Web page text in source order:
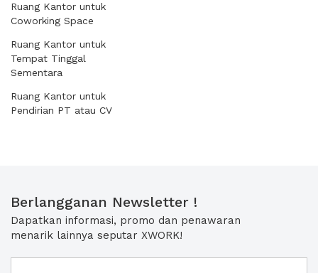
Ruang Kantor untuk
Coworking Space
Ruang Kantor untuk
Tempat Tinggal
Sementara
Ruang Kantor untuk
Pendirian PT atau CV
Berlangganan Newsletter !
Dapatkan informasi, promo dan penawaran
menarik lainnya seputar XWORK!